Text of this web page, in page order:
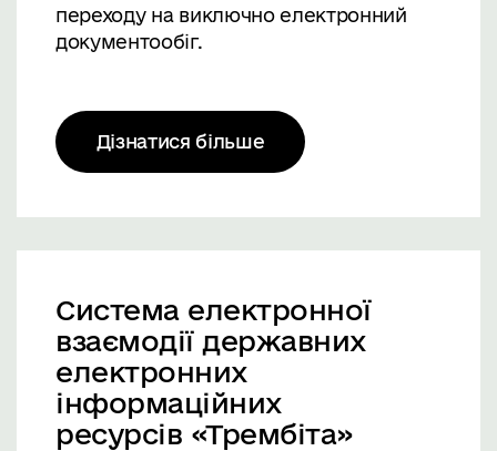
переходу на виключно електронний
документообіг.
Дізнатися більше
Система електронної
взаємодії державних
електронних
інформаційних
ресурсів «Трембіта»